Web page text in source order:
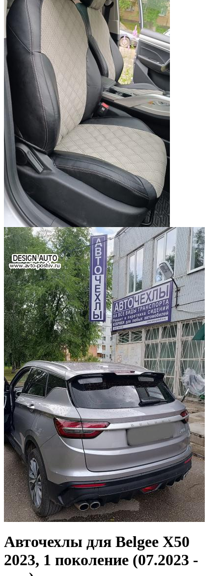
Авточехлы для Belgee X50
2023, 1 поколение (07.2023 -